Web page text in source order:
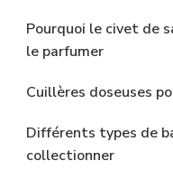
Pourquoi le civet de
le parfumer
Cuillères doseuses
Différents types de
collectionner